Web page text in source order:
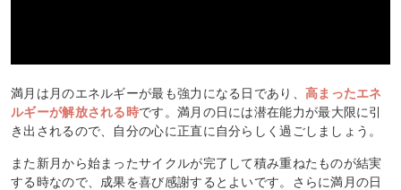
満月は月のエネルギーが最も強力になる日であり、 高まったエネ
ルギーが解放される時です。満月の日には潜在能力が最大限に引
き出されるので、自分の心に正直に自分らしく過ごしましょう。
また新月から始まったサイクルが完了して積み重ねたものが結実
する時なので、成果を喜び感謝するとよいです。さらに満月の日